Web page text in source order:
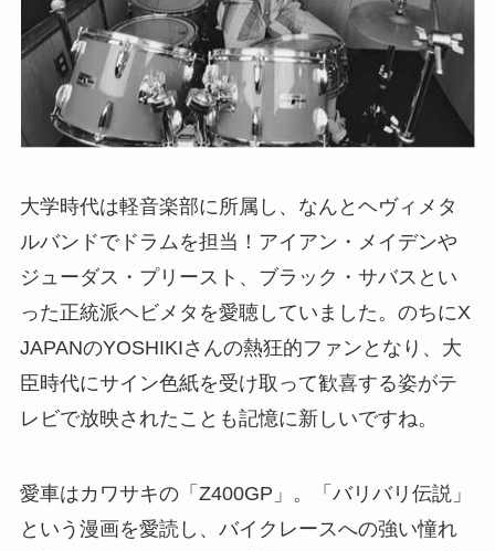
大学時代は軽音楽部に所属し、なんとヘヴィメタ
ルバンドでドラムを担当！アイアン・メイデンや
ジューダス・プリースト、ブラック・サバスとい
った正統派ヘビメタを愛聴していました。のちにX
JAPANのYOSHIKIさんの熱狂的ファンとなり、大
臣時代にサイン色紙を受け取って歓喜する姿がテ
レビで放映されたことも記憶に新しいですね。
愛車はカワサキの「Z400GP」。「バリバリ伝説」
という漫画を愛読し、バイクレースへの強い憧れ